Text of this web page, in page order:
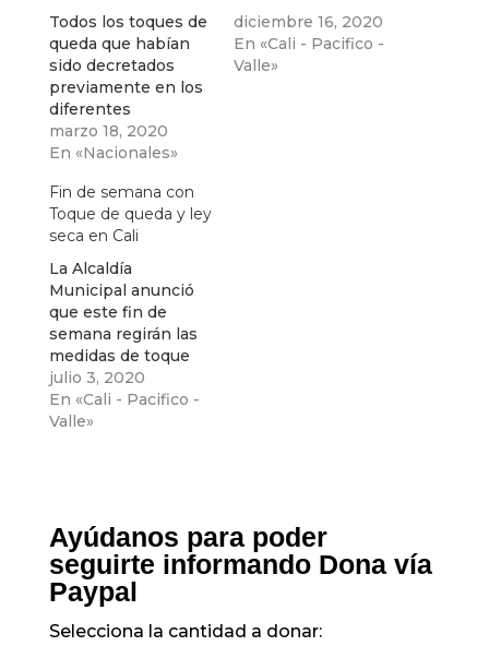
Todos los toques de
queda que habían
sido decretados
previamente en los
diferentes
territorios quedan
sin efecto y en
de aislamiento
tampoco será
implementado.
marzo 18, 2020
En «Nacionales»
diciembre 16, 2020
En «Cali - Pacifico -
Valle»
Fin de semana con
Toque de queda y ley
seca en Cali
La Alcaldía
Municipal anunció
que este fin de
semana regirán las
medidas de toque
de queda y ley seca
en la ciudad
julio 3, 2020
En «Cali - Pacifico -
Valle»
Ayúdanos para poder
seguirte informando Dona vía
Paypal
Selecciona la cantidad a donar: